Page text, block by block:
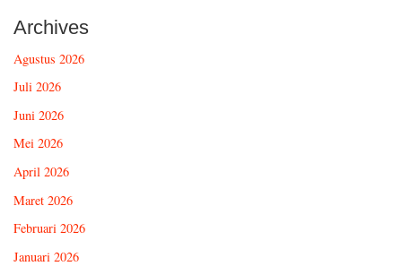
Archives
Agustus 2026
Juli 2026
Juni 2026
Mei 2026
April 2026
Maret 2026
Februari 2026
Januari 2026